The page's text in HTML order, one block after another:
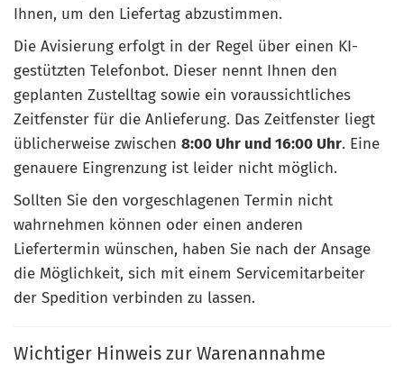
Ihnen, um den Liefertag abzustimmen.
Die Avisierung erfolgt in der Regel über einen KI-
gestützten Telefonbot. Dieser nennt Ihnen den
geplanten Zustelltag sowie ein voraussichtliches
Zeitfenster für die Anlieferung. Das Zeitfenster liegt
üblicherweise zwischen 8:00 Uhr und 16:00 Uhr. Eine
genauere Eingrenzung ist leider nicht möglich.
Sollten Sie den vorgeschlagenen Termin nicht
wahrnehmen können oder einen anderen
Liefertermin wünschen, haben Sie nach der Ansage
die Möglichkeit, sich mit einem Servicemitarbeiter
der Spedition verbinden zu lassen.
Wichtiger Hinweis zur Warenannahme